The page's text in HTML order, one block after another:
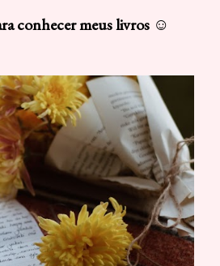
conhecer meus livros ☺